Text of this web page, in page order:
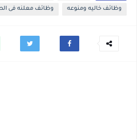
وظائف خاليه ومنوعه وظائف معلنه فى